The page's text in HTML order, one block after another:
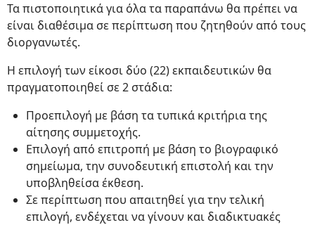
Τα πιστοποιητικά για όλα τα παραπάνω θα πρέπει να
είναι διαθέσιμα σε περίπτωση που ζητηθούν από τους
διοργανωτές.
Η επιλογή των είκοσι δύο (22) εκπαιδευτικών θα
πραγματοποιηθεί σε 2 στάδια:
Προεπιλογή με βάση τα τυπικά κριτήρια της
αίτησης συμμετοχής.
Επιλογή από επιτροπή με βάση το βιογραφικό
σημείωμα, την συνοδευτική επιστολή και την
υποβληθείσα έκθεση.
Σε περίπτωση που απαιτηθεί για την τελική
επιλογή, ενδέχεται να γίνουν και διαδικτυακές